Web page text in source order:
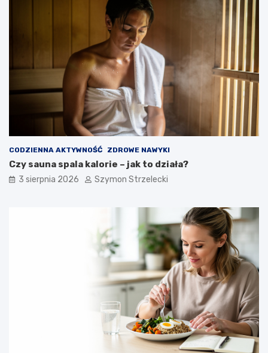
CODZIENNA AKTYWNOŚĆ ZDROWE NAWYKI
Czy sauna spala kalorie – jak to działa?
3 sierpnia 2026 Szymon Strzelecki